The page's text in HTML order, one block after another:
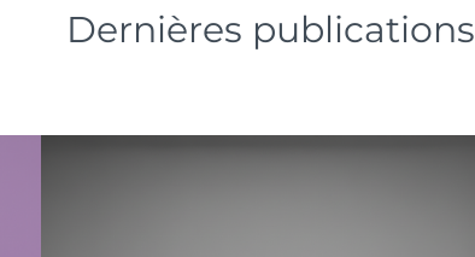
Dernières publications